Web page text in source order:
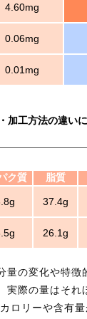
4.60mg
0.06mg
0.01mg
加工方法の違い
ク質 脂質
37.4g
26.1g
量の変化や特徴
実際の量はそれ
ロリーや含有